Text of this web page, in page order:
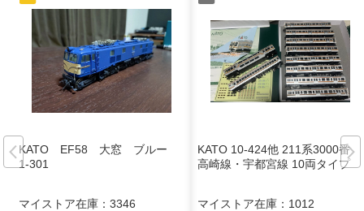
KATO EF58 大窓 ブルー
1-301
マイストア在庫： 3346
KATO 10-424他 211系3000番台
高崎線・宇都宮線 10両タイプ
マイストア在庫： 1012